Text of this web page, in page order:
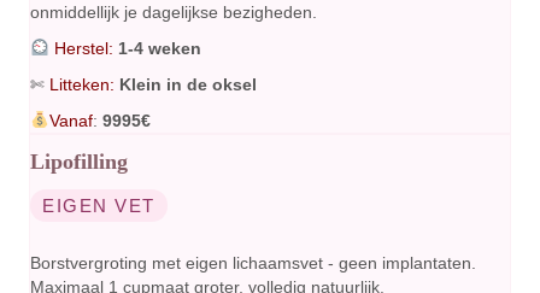
onmiddellijk je dagelijkse bezigheden.
Herstel: 1-4 weken
✄ Litteken: Klein in de oksel
Vanaf: 9995€
Lipofilling
EIGEN VET
Borstvergroting met eigen lichaamsvet - geen implantaten.
Maximaal 1 cupmaat groter, volledig natuurlijk.